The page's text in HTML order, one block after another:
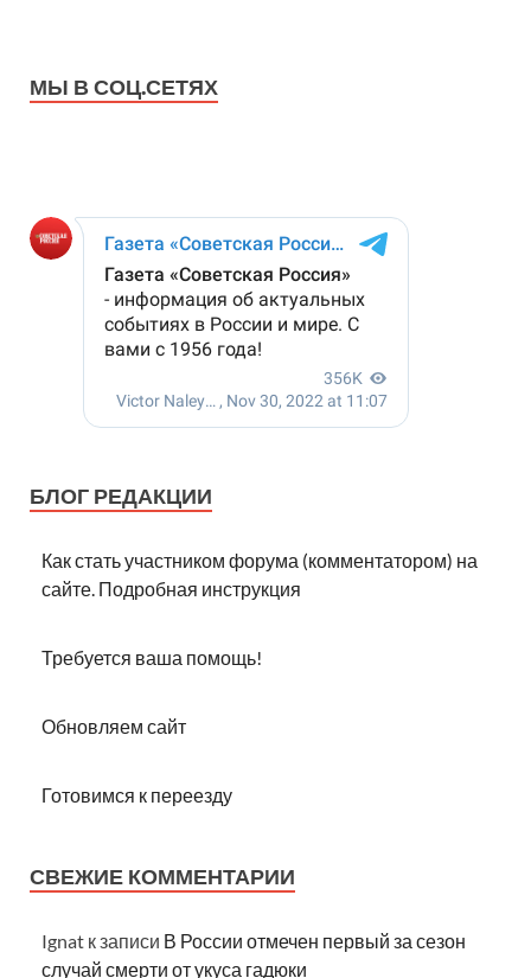
МЫ В СОЦ.СЕТЯХ
БЛОГ РЕДАКЦИИ
Как стать участником форума (комментатором) на
сайте. Подробная инструкция
Требуется ваша помощь!
Обновляем сайт
Готовимся к переезду
СВЕЖИЕ КОММЕНТАРИИ
Ignat к записи В России отмечен первый за сезон
случай смерти от укуса гадюки